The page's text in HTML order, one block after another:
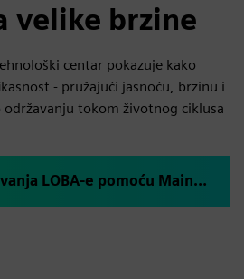
velike brzine
centar pokazuje kako
- pružajući jasnoću, brzinu i
tokom životnog ciklusa
Poboljšanje poslovanja LOBA-e pomoću MainMATE